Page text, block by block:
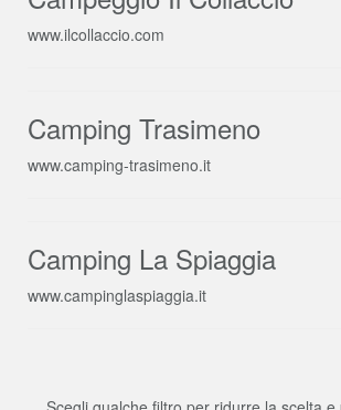
www.ilcollaccio.com
Camping Trasimeno
www.camping-trasimeno.it
Camping La Spiaggia
www.campinglaspiaggia.it